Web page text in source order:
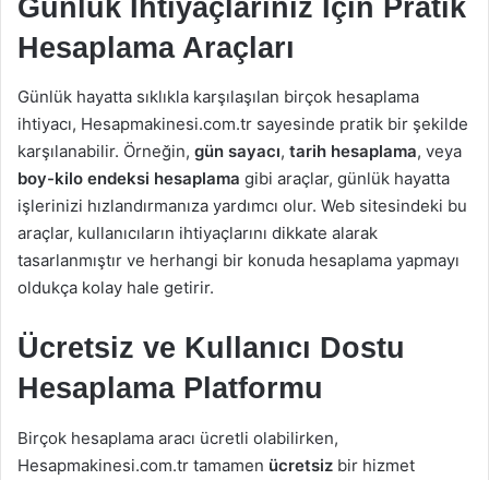
Günlük İhtiyaçlarınız İçin Pratik
Hesaplama Araçları
Günlük hayatta sıklıkla karşılaşılan birçok hesaplama
ihtiyacı, Hesapmakinesi.com.tr sayesinde pratik bir şekilde
karşılanabilir. Örneğin, gün sayacı, tarih hesaplama, veya
boy-kilo endeksi hesaplama gibi araçlar, günlük hayatta
işlerinizi hızlandırmanıza yardımcı olur. Web sitesindeki bu
araçlar, kullanıcıların ihtiyaçlarını dikkate alarak
tasarlanmıştır ve herhangi bir konuda hesaplama yapmayı
oldukça kolay hale getirir.
Ücretsiz ve Kullanıcı Dostu
Hesaplama Platformu
Birçok hesaplama aracı ücretli olabilirken,
Hesapmakinesi.com.tr tamamen ücretsiz bir hizmet